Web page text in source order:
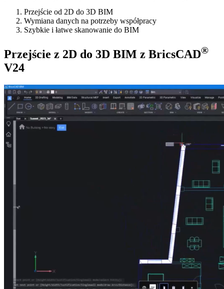
Przejście od 2D do 3D BIM
Wymiana danych na potrzeby współpracy
Szybkie i łatwe skanowanie do BIM
Przejście z 2D do 3D BIM z BricsCAD®
V24